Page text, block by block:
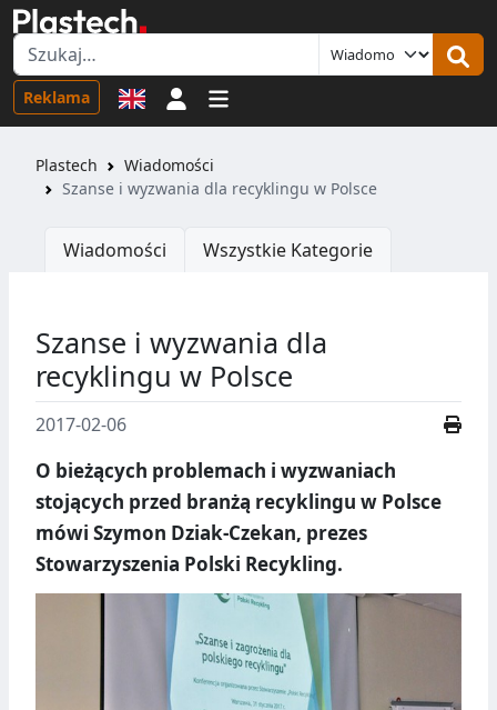
Reklama Logowanie
Plastech
Wiadomości
Szanse i wyzwania dla recyklingu w Polsce
Wiadomości Wszystkie Kategorie
Szanse i wyzwania dla
recyklingu w Polsce
2017-02-06
O bieżących problemach i wyzwaniach
stojących przed branżą recyklingu w Polsce
mówi Szymon Dziak-Czekan, prezes
Stowarzyszenia Polski Recykling.